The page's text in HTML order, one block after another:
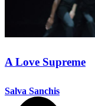
A Love Supreme
Salva Sanchis